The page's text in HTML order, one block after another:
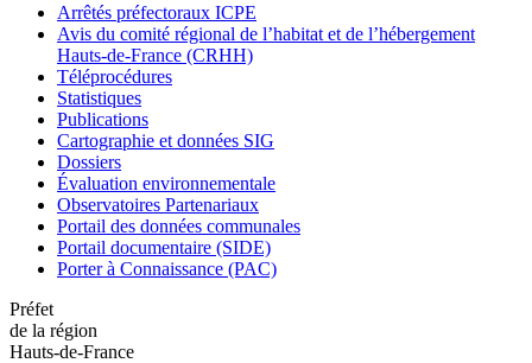
Arrêtés préfectoraux ICPE
Avis du comité régional de l’habitat et de l’hébergement
Hauts-de-France (CRHH)
Téléprocédures
Statistiques
Publications
Cartographie et données SIG
Dossiers
Évaluation environnementale
Observatoires Partenariaux
Portail des données communales
Portail documentaire (SIDE)
Porter à Connaissance (PAC)
Préfet
de la région
Hauts-de-France